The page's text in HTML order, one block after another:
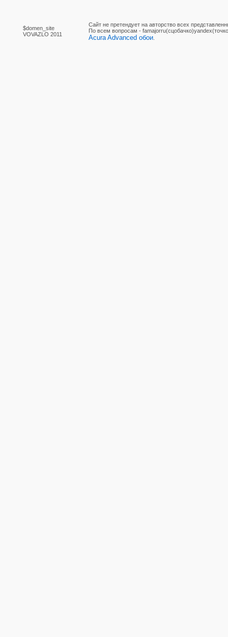
$domen_site
VOVAZLO 2011
Сайт не претендует на авторство всех
По вcем вопросам -
Acura Advanced обои